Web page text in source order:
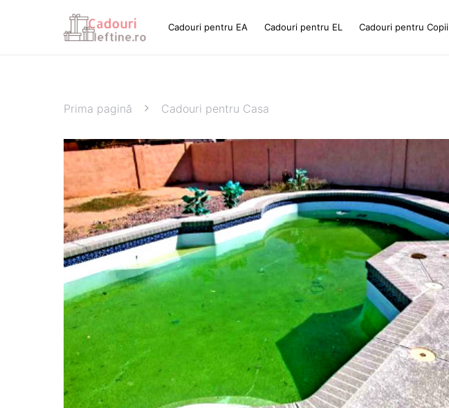
Cadouri pentru EA Cadouri pentru EL Cadouri pentru Copii
Prima pagină Cadouri pentru Casa